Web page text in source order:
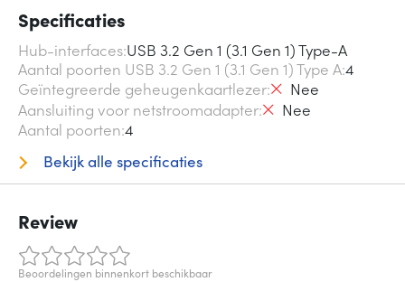
Specificaties
Hub-interfaces USB 3.2 Gen 1 (3.1 Gen 1) Type-A
Aantal poorten USB 3.2 Gen 1 (3.1 Gen 1) Type A4
Geïntegreerde geheugenkaartlezer
Nee
Aansluiting voor netstroomadapter
Nee
Aantal poorten 4
Bekijk alle specificaties
Review
Beoordelingen binnenkort beschikbaar